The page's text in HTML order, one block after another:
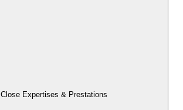
Close Expertises & Prestations